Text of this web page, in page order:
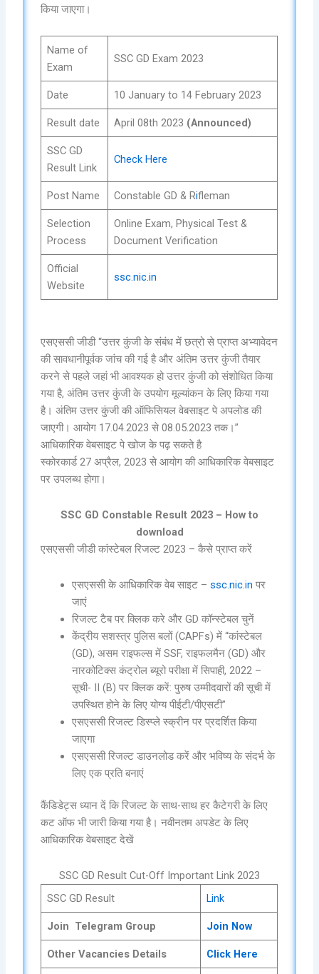
किया जाएगा।
Name of
Exam
SSC GD Exam 2023
Date 10 January to 14 February 2023
Result date April 08th 2023 (Announced)
SSC GD
Result Link
Check Here
Post Name Constable GD & Rifleman
Selection
Process
Online Exam,‌ Physical Test &
Document Verification
Official
Website
ssc.nic.in
एसएससी जीडी “उत्तर कुंजी के संबंध में छत्रो से प्राप्त अभ्यावेदन
की सावधानीपूर्वक जांच की गई है और अंतिम उत्तर कुंजी तैयार
करने से पहले जहां भी आवश्यक हो उत्तर कुंजी को संशोधित किया
गया है, अंतिम उत्तर कुंजी के उपयोग मूल्यांकन के लिए किया गया
है। अंतिम उत्तर कुंजी की ऑफिसियल वेबसाइट पे अपलोड की
जाएगी। आयोग 17.04.2023 से 08.05.2023 तक।”
आधिकारिक वेबसाइट पे खोज के पढ़ सकते है
स्कोरकार्ड 27 अप्रैल, 2023 से आयोग की आधिकारिक वेबसाइट
पर उपलब्ध होगा।
SSC GD Constable Result 2023 – How to
download
एसएससी जीडी कांस्टेबल रिजल्ट 2023 – कैसे प्राप्त करें
एसएससी के आधिकारिक वेब साइट –ssc.nic.in पर
जाएं
रिजल्ट टैब पर क्लिक करे और GD कॉन्स्टेबल चुनें
केंद्रीय सशस्त्र पुलिस बलों (CAPFs) में “कांस्टेबल
(GD), असम राइफल्स में SSF, राइफलमैन (GD) और
नारकोटिक्स कंट्रोल ब्यूरो परीक्षा में सिपाही, 2022 –
सूची- II (B) पर क्लिक करें: पुरुष उम्मीदवारों की सूची में
उपस्थित होने के लिए योग्य पीईटी/पीएसटी”
एसएससी रिजल्ट डिस्प्ले स्क्रीन पर प्रदर्शित किया
जाएगा
एसएससी रिजल्ट डाउनलोड करें और भविष्य के संदर्भ के
लिए एक प्रति बनाएं
कैंडिडेट्स ध्यान दें कि रिजल्ट के साथ-साथ हर कैटेगरी के लिए
कट ऑफ भी जारी किया गया है। नवीनतम अपडेट के लिए
आधिकारिक वेबसाइट देखें
SSC GD Result Cut-Off Important Link 2023
SSC GD Result
Link
Join Telegram Group Join Now
Other Vacancies Details Click Here